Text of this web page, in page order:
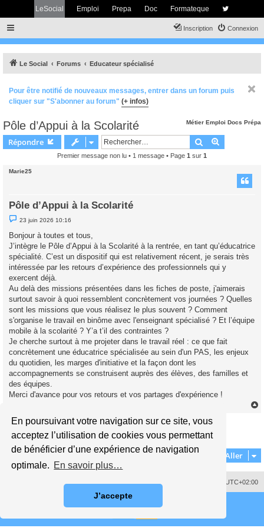
En poursuivant votre navigation sur ce site, vous
acceptez l’utilisation de cookies vous permettant
de bénéficier d’une expérience de navigation
optimale. En savoir plus…
J’accepte
LeSocial Emploi Prepa Doc Formateque
Connexion
Inscription
Le Social Forums Educateur spécialisé
Pour être notifié de nouveaux messages, entrer dans un forum puis
cliquer sur "S'abonner au forum" (+ infos)
Métier Emploi Docs Prépa
Pôle d’Appui à la Scolarité
Répondre Rechercher
Premier message non lu • 1 message • Page 1 sur 1
Marie25
Pôle d’Appui à la Scolarité
M
e
s
a
g
e
n
n
l
23 juin 2026 10:16
Bonjour à toutes et tous,
J’intègre le Pôle d’Appui à la Scolarité à la rentrée, en tant qu’éducatrice
spécialité. C’est un dispositif qui est relativement récent, je serais très
intéressée par les retours d’expérience des professionnels qui y
exercent déjà.
Au delà des missions présentées dans les fiches de poste, j'aimerais
surtout savoir à quoi ressemblent concrètement vos journées ? Quelles
sont les missions que vous réalisez le plus souvent ? Comment
s'organise le travail en binôme avec l'enseignant spécialisé ? Et l’équipe
mobile à la scolarité ? Y’a t’il des contraintes ?
Je cherche surtout à me projeter dans le travail réel : ce que fait
concrètement une éducatrice spécialisée au sein d'un PAS, les enjeux
du quotidien, les marges d'initiative et la façon dont les
accompagnements se construisent auprès des élèves, des familles et
des équipes.
Merci d'avance pour vos retours et vos partages d'expérience !
Répondre
1 message • Page1sur1
Aller
UTC+02:00